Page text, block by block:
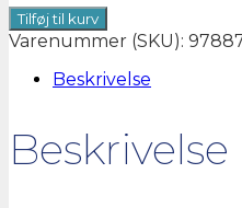
Lærke
Bagger
antal
Tilføj til kurv
Varenummer (SKU):
Beskrivelse
Beskrivelse